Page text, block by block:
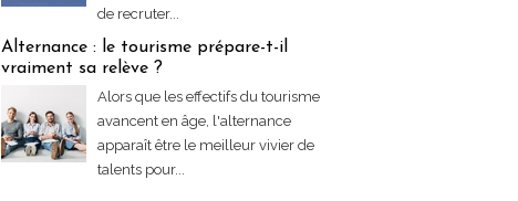
de recruter...
Alternance : le tourisme prépare-t-il
vraiment sa relève ?
Alors que les effectifs du tourisme
avancent en âge, l'alternance
apparaît être le meilleur vivier de
talents pour...